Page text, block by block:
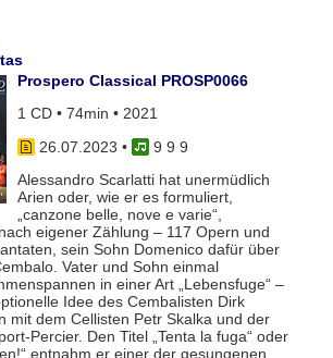
Prospero Classical PROSP0066
1 CD • 74min • 2021
26.07.2023 •
9 9 9
Alessandro Scarlatti hat unermüdlich
Arien oder, wie er es formuliert,
„canzone belle, nove e varie“,
eigener Zählung – 117 Opern und
sein Sohn Domenico dafür über
Vater und Sohn einmal
in einer Art „Lebensfuge“ –
Idee des Cembalisten Dirk
mit dem Cellisten Petr Skalka und der
Percier. Den Titel „Tenta la fuga“ oder
entnahm er einer der gesungenen